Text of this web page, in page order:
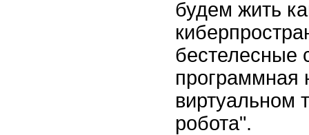
будем жить
бестелесные
программная
виртуальном
робота".